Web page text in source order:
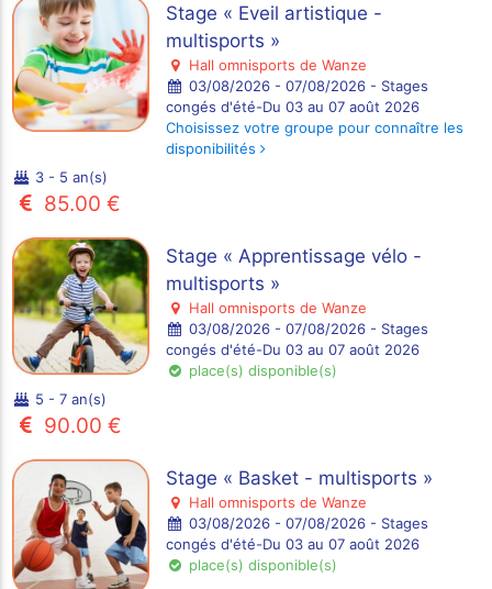
Stage « Eveil artistique -
multisports »
Hall omnisports de Wanze
03/08/2026 - 07/08/2026 - Stages
congés d'été-Du 03 au 07 août 2026
Choisissez votre groupe pour connaître les
disponibilités
3 - 5 an(s)
85.00 €
Stage « Apprentissage vélo -
multisports »
Hall omnisports de Wanze
03/08/2026 - 07/08/2026 - Stages
congés d'été-Du 03 au 07 août 2026
place(s) disponible(s)
5 - 7 an(s)
90.00 €
Stage « Basket - multisports »
Hall omnisports de Wanze
03/08/2026 - 07/08/2026 - Stages
congés d'été-Du 03 au 07 août 2026
place(s) disponible(s)